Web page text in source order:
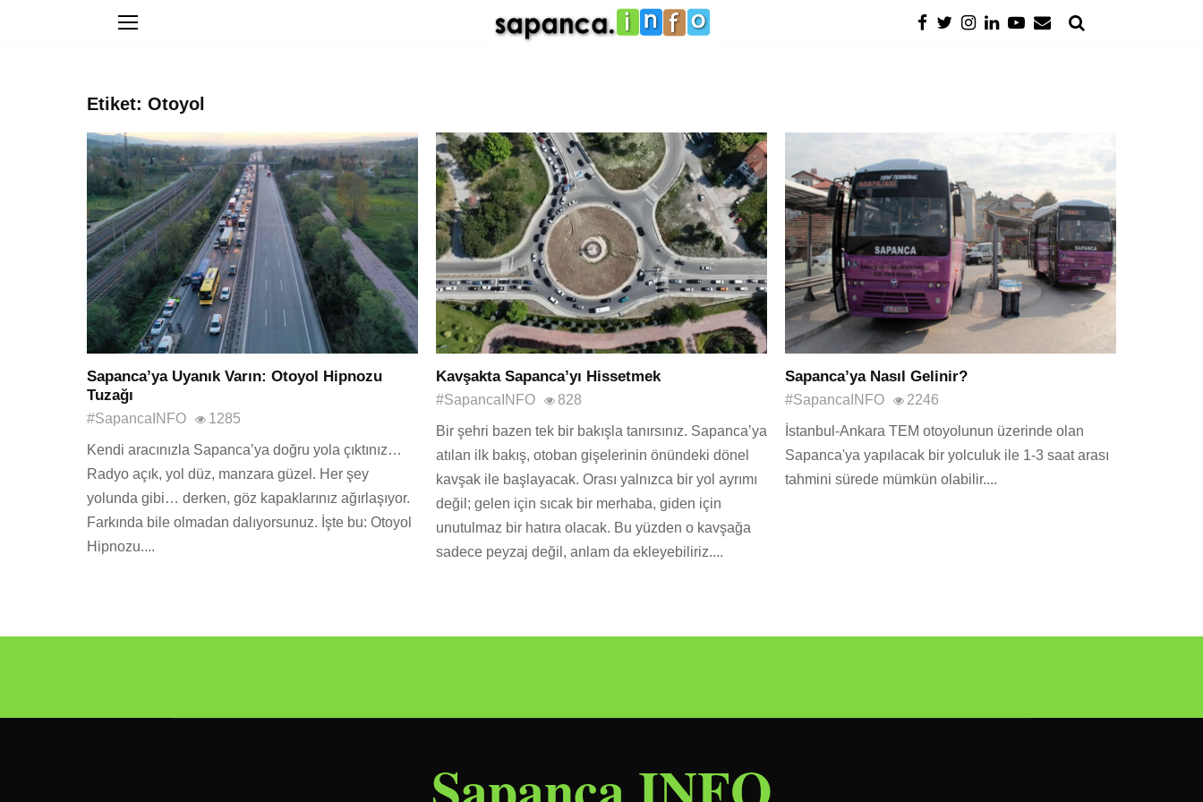
Etiket: Otoyol
Sapanca’ya Uyanık Varın: Otoyol Hipnozu
Tuzağı
#SapancaINFO 1285
Kendi aracınızla Sapanca’ya doğru yola çıktınız…
Radyo açık, yol düz, manzara güzel. Her şey
yolunda gibi… derken, göz kapaklarınız ağırlaşıyor.
Farkında bile olmadan dalıyorsunuz. İşte bu: Otoyol
Hipnozu....
Kavşakta Sapanca’yı Hissetmek
#SapancaINFO 828
Bir şehri bazen tek bir bakışla tanırsınız. Sapanca’ya
atılan ilk bakış, otoban gişelerinin önündeki dönel
kavşak ile başlayacak. Orası yalnızca bir yol ayrımı
değil; gelen için sıcak bir merhaba, giden için
unutulmaz bir hatıra olacak. Bu yüzden o kavşağa
sadece peyzaj değil, anlam da ekleyebiliriz....
Sapanca’ya Nasıl Gelinir?
#SapancaINFO 2246
İstanbul-Ankara TEM otoyolunun üzerinde olan
Sapanca'ya yapılacak bir yolculuk ile 1-3 saat arası
tahmini sürede mümkün olabilir....